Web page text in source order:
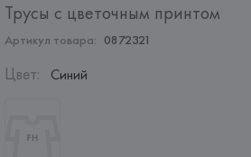
Трусы с цветочным принтом
Артикул товара: 0872321
Цвет: Синий